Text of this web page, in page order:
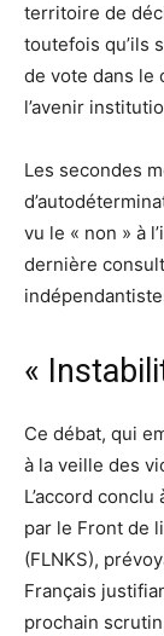
territoire de
toutefois qu’ils
de vote dans le
l’avenir
Les secondes
vu le « non » à
dernière
«
Ce débat, qui
à la veille des
L’accord
par le Front de
(FLNKS),
Français
prochain